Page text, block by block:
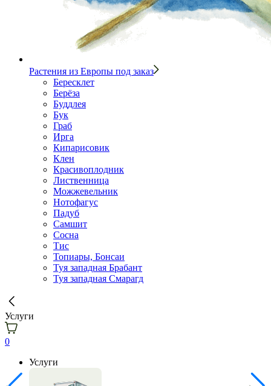
Растения из Европы под заказ
Бересклет
Берёза
Буддлея
Бук
Граб
Ирга
Кипарисовик
Клен
Красивоплодник
Лиственница
Можжевельник
Нотофагус
Падуб
Самшит
Сосна
Тис
Топиары, Бонсаи
Туя западная Брабант
Туя западная Смарагд
Услуги
0
Услуги